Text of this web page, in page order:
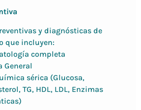
y diagnósticas de
que incluyen:
completa
General
sérica (Glucosa,
TG, HDL, LDL, Enzimas